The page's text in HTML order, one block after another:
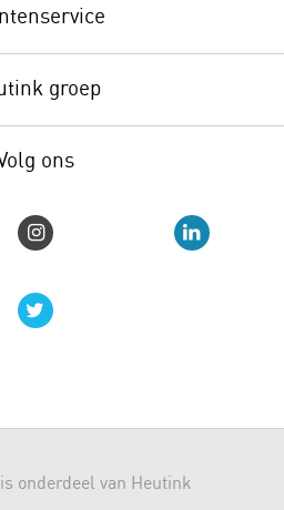
groep
ons
onderdeel van Heutink